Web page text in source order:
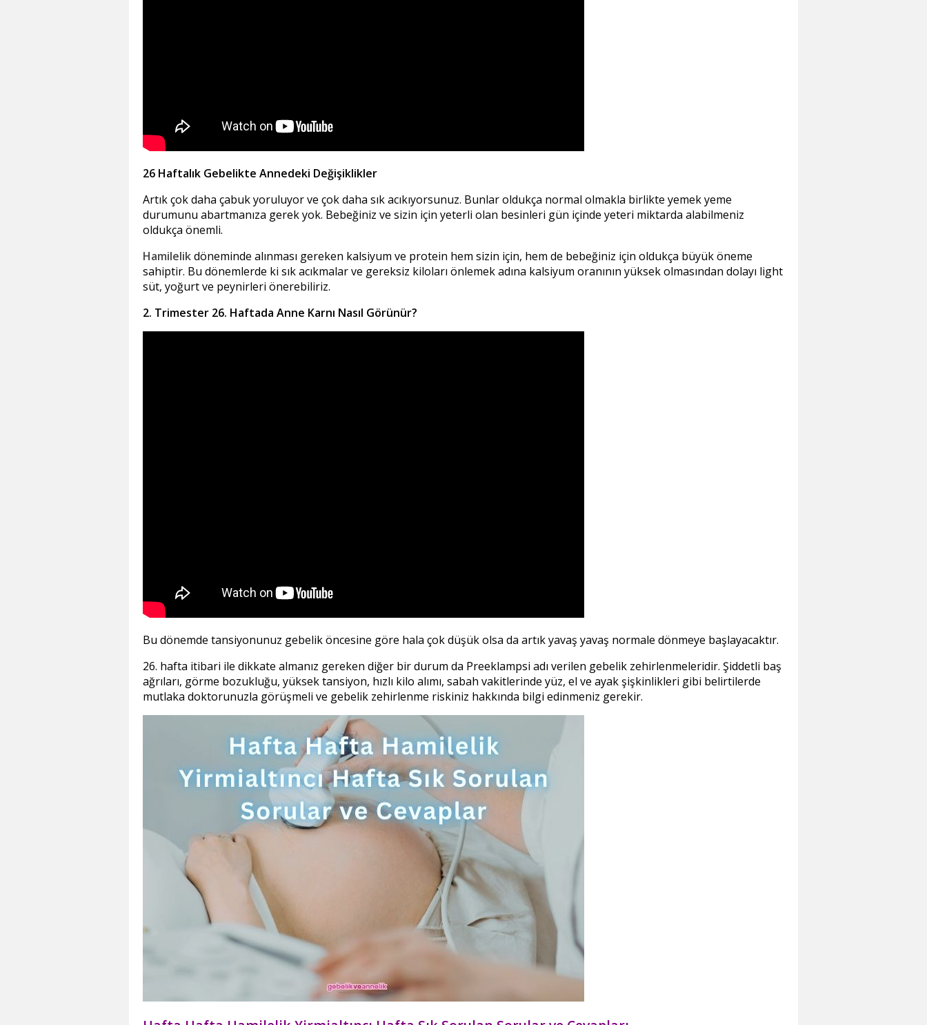
26 Haftalık Gebelikte Annedeki Değişiklikler
Artık çok daha çabuk yoruluyor ve çok daha sık acıkıyorsunuz. Bunlar oldukça normal olmakla birlikte yemek yeme
durumunu abartmanıza gerek yok. Bebeğiniz ve sizin için yeterli olan besinleri gün içinde yeteri miktarda alabilmeniz
oldukça önemli.
Hamilelikdöneminde alınması gereken kalsiyum ve protein hem sizin için, hem de bebeğiniz için oldukça büyük öneme
sahiptir. Bu dönemlerde ki sık acıkmalar ve gereksiz kiloları önlemek adına kalsiyum oranının yüksek olmasından dolayı light
süt, yoğurt ve peynirleri önerebiliriz.
2. Trimester 26. Haftada Anne Karnı Nasıl Görünür?
Bu dönemde tansiyonunuz gebelik öncesine göre hala çok düşük olsa da artık yavaş yavaş normale dönmeye başlayacaktır.
26. hafta itibari ile dikkate almanız gereken diğer bir durum da Preeklampsi adı verilen gebelik zehirlenmeleridir. Şiddetli baş
ağrıları, görme bozukluğu, yüksek tansiyon, hızlı kilo alımı, sabah vakitlerinde yüz, el ve ayak şişkinlikleri gibi belirtilerde
mutlaka doktorunuzla görüşmeli ve gebelik zehirlenme riskiniz hakkında bilgi edinmeniz gerekir.